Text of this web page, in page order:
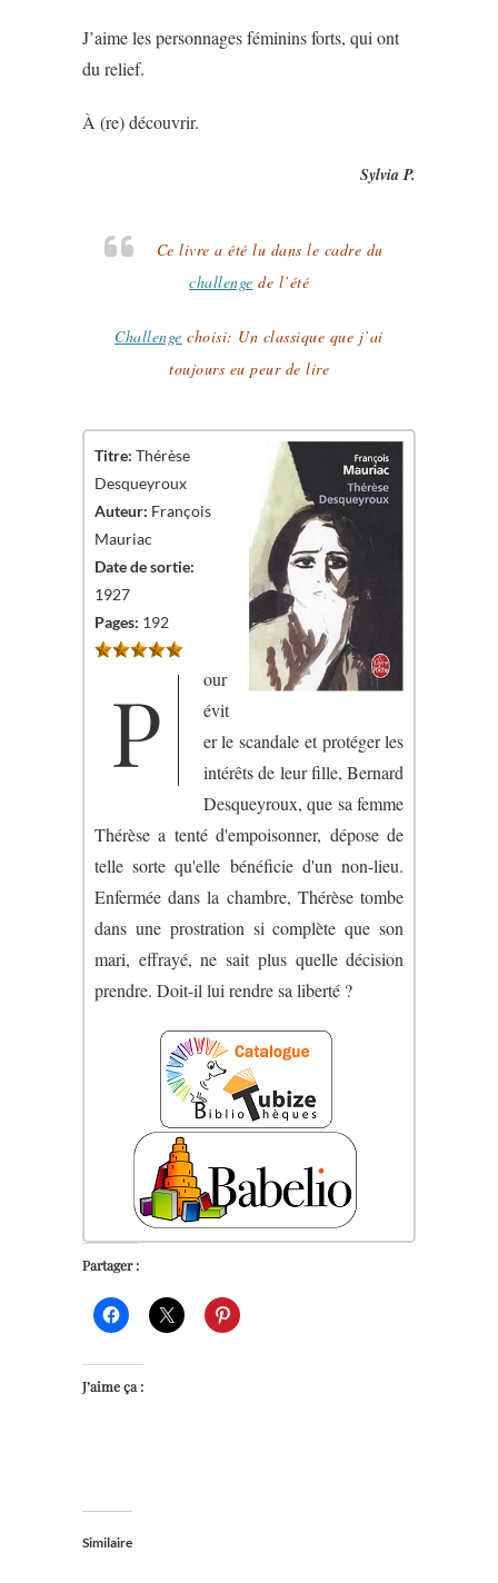
J’aime les personnages féminins forts, qui ont
du relief.
À (re) découvrir.
Sylvia P.
Ce livre a été lu dans le cadre du
challenge de l’été
Challenge choisi: Un classique que j’ai
toujours eu peur de lire
Titre: Thérèse
Desqueyroux
Auteur: François
Mauriac
Date de sortie:
1927
Pages: 192
P
our
évit
er le scandale et protéger les
intérêts de leur fille, Bernard
Desqueyroux, que sa femme
Thérèse a tenté d'empoisonner, dépose de
telle sorte qu'elle bénéficie d'un non-lieu.
Enfermée dans la chambre, Thérèse tombe
dans une prostration si complète que son
mari, effrayé, ne sait plus quelle décision
prendre. Doit-il lui rendre sa liberté ?
Partager :
J’aime ça :
Similaire